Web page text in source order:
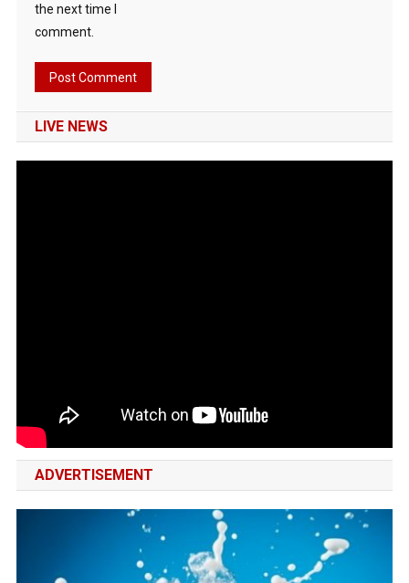
the next time I
comment.
LIVE NEWS
ADVERTISEMENT